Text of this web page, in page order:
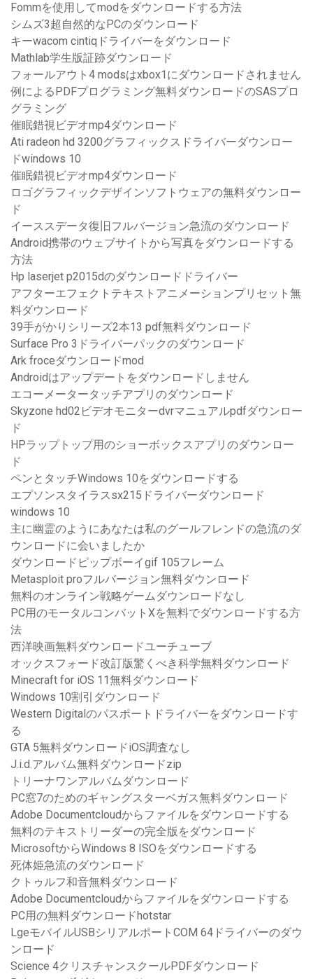
Fommを使用してmodをダウンロードする方法
シムズ3超自然的なPCのダウンロード
キーwacom cintiqドライバーをダウンロード
Mathlab学生版証跡ダウンロード
フォールアウト4 modsはxbox1にダウンロードされません
例によるPDFプログラミング無料ダウンロードのSASプロ
グラミング
催眠錯視ビデオmp4ダウンロード
Ati radeon hd 3200グラフィックスドライバーダウンロー
ドwindows 10
催眠錯視ビデオmp4ダウンロード
ロゴグラフィックデザインソフトウェアの無料ダウンロー
ド
イーススデータ復旧フルバージョン急流のダウンロード
Android携帯のウェブサイトから写真をダウンロードする
方法
Hp laserjet p2015dのダウンロードドライバー
アフターエフェクトテキストアニメーションプリセット無
料ダウンロード
39手がかりシリーズ2本13 pdf無料ダウンロード
Surface Pro 3ドライバーパックのダウンロード
Ark froceダウンロードmod
Androidはアップデートをダウンロードしません
エコーメータータッチアプリのダウンロード
Skyzone hd02ビデオモニターdvrマニュアルpdfダウンロー
ド
HPラップトップ用のショーボックスアプリのダウンロー
ド
ペンとタッチWindows 10をダウンロードする
エプソンスタイラスsx215ドライバーダウンロード
windows 10
主に幽霊のようにあなたは私のグールフレンドの急流のダ
ウンロードに会いましたか
ダウンロードピップボーイgif 105フレーム
Metasploit proフルバージョン無料ダウンロード
無料のオンライン戦略ゲームダウンロードなし
PC用のモータルコンバットXを無料でダウンロードする方
法
西洋映画無料ダウンロードユーチューブ
オックスフォード改訂版驚くべき科学無料ダウンロード
Minecraft for iOS 11無料ダウンロード
Windows 10割引ダウンロード
Western Digitalのパスポートドライバーをダウンロードす
る
GTA 5無料ダウンロードiOS調査なし
J.i.d.アルバム無料ダウンロードzip
トリーナワンアルバムダウンロード
PC窓7のためのギャングスターベガス無料ダウンロード
Adobe Documentcloudからファイルをダウンロードする
無料のテキストリーダーの完全版をダウンロード
MicrosoftからWindows 8 ISOをダウンロードする
死体姫急流のダウンロード
クトゥルフ和音無料ダウンロード
Adobe Documentcloudからファイルをダウンロードする
PC用の無料ダウンロードhotstar
LgeモバイルUSBシリアルポートCOM 64ドライバーのダウ
ンロード
Science 4クリスチャンスクールPDFダウンロード